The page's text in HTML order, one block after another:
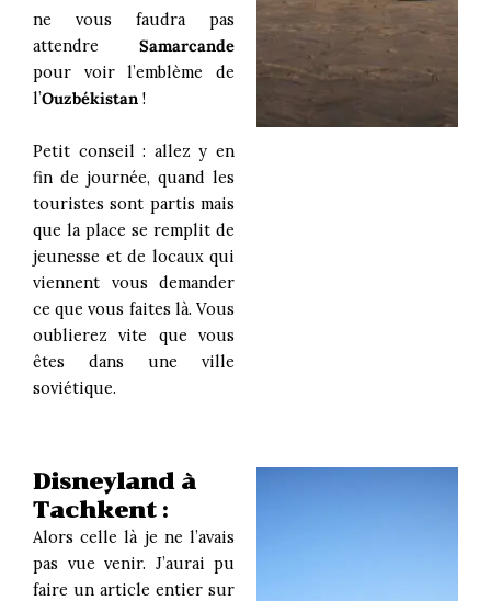
ne vous faudra pas
attendre Samarcande
pour voir l’emblème de
l’Ouzbékistan !
Petit conseil : allez y en
fin de journée, quand les
touristes sont partis mais
que la place se remplit de
jeunesse et de locaux qui
viennent vous demander
ce que vous faites là. Vous
oublierez vite que vous
êtes dans une ville
soviétique.
Disneyland à
Tachkent :
Alors celle là je ne l’avais
pas vue venir. J’aurai pu
faire un article entier sur